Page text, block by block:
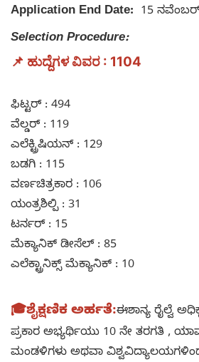
Application End Date: 15
Selection Procedure:
📌 ಹುದ್ದೆಗಳ ವಿವರ : 1104
ಫಿಟ್ಟರ್ : 494
ವೆಲ್ಡರ್ : 119
ಎಲೆಕ್ಟ್ರಿಷಿಯನ್ : 129
ಬಡಗಿ : 115
ವರ್ಣಚಿತ್ರಕಾರ : 106
ಯಂತ್ರಶಿಲ್ಪಿ : 31
ಟರ್ನರ್ : 15
ಮೆಕ್ಯಾನಿಕ್ ಡೀಸೆಲ್ : 85
ಎಲೆಕ್ಟ್ರಾನಿಕ್ಸ್ ಮೆಕ್ಯಾನಿಕ್ : 10
🎓ಶೈಕ್ಷಣಿಕ ಅರ್ಹತೆ:ಈಶಾನ್ಯ ರೈಲ್ವೆ
ಪ್ರಕಾರ ಅಭ್ಯರ್ಥಿಯು 10 ನೇ ತರಗತಿ ,
ಮಂಡಳಿಗಳು ಅಥವಾ